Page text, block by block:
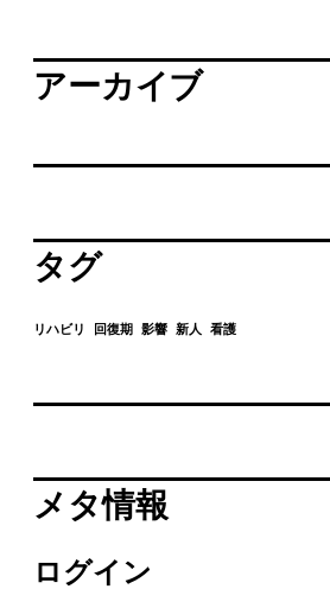
アーカイブ
タグ
リハビリ 回復期 影響 新人 看護
メタ情報
ログイン